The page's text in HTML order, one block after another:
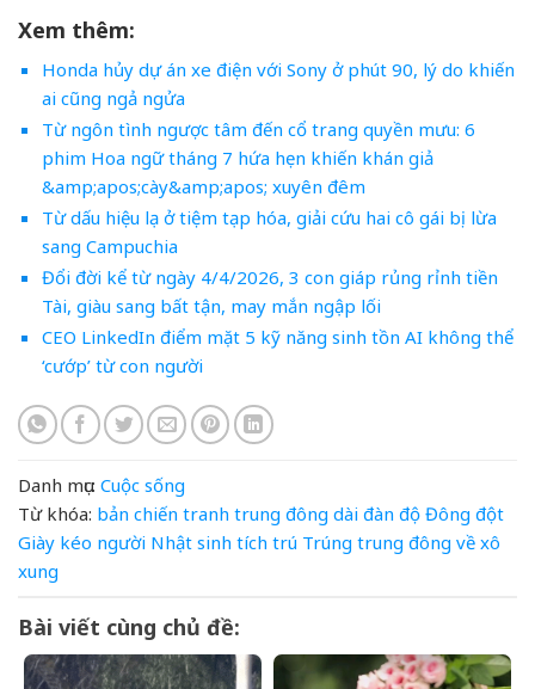
Xem thêm:
Honda hủy dự án xe điện với Sony ở phút 90, lý do khiến
ai cũng ngả ngửa
Từ ngôn tình ngược tâm đến cổ trang quyền mưu: 6
phim Hoa ngữ tháng 7 hứa hẹn khiến khán giả
&amp;apos;cày&amp;apos; xuyên đêm
Từ dấu hiệu lạ ở tiệm tạp hóa, giải cứu hai cô gái bị lừa
sang Campuchia
Đổi đời kể từ ngày 4/4/2026, 3 con giáp rủng rỉnh tiền
Tài, giàu sang bất tận, may mắn ngập lối
CEO LinkedIn điểm mặt 5 kỹ năng sinh tồn AI không thể
‘cướp’ từ con người
Danh mục: Cuộc sống
Từ khóa: bản chiến tranh trung đông dài đàn độ Đông đột
Giày kéo người Nhật sinh tích trú Trúng trung đông về xô
xung
Bài viết cùng chủ đề: